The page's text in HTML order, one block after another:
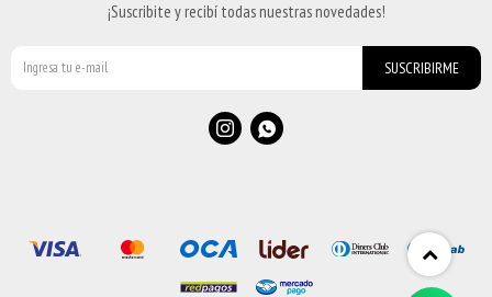
¡Suscribite y recibí todas nuestras novedades!
SUSCRIBIRME
 